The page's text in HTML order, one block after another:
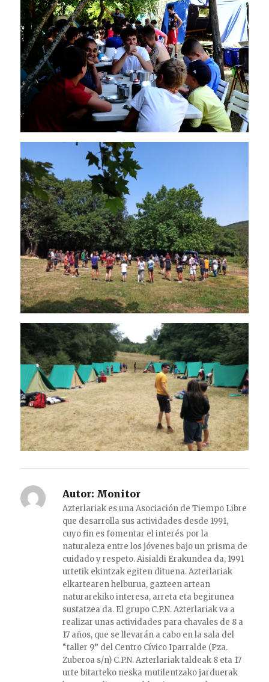
Autor: Monitor
Azterlariak es una Asociación de Tiempo Libre
que desarrolla sus actividades desde 1991,
cuyo fin es fomentar el interés por la
naturaleza entre los jóvenes bajo un prisma de
cuidado y respeto. Aisialdi Erakundea da, 1991
urtetik ekintzak egiten dituena. Azterlariak
elkartearen helburua, gazteen artean
naturarekiko interesa, arreta eta begirunea
sustatzea da. El grupo C.P.N. Azterlariak va a
realizar unas actividades para chavales de 8 a
17 años, que se llevarán a cabo en la sala del
“taller 9” del Centro Cívico Iparralde (Pza.
Zuberoa s/n) C.P.N. Azterlariak taldeak 8 eta 17
urte bitarteko neska mutilentzako jarduerak